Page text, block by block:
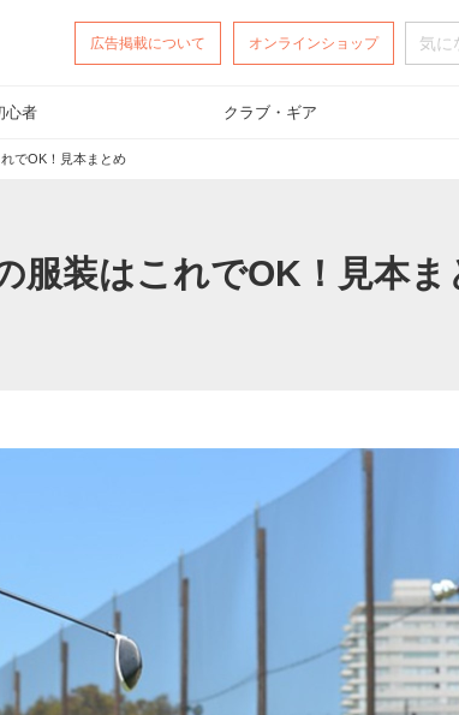
広告掲載について オンラインショップ
心者 クラブ・ギア
でOK！見本まとめ
服装はこれでOK！見本ま